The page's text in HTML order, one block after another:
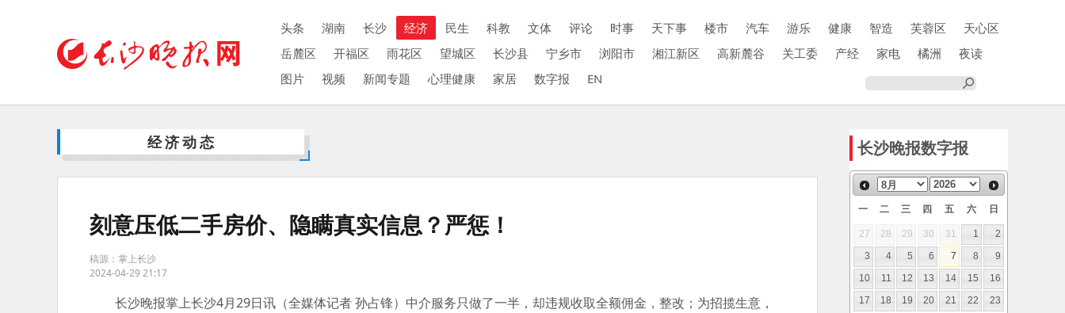
头条 湖南 长沙 经济 民生 科教 文体 评论 时事 天下事 楼市 汽车 游乐 健康 智造 芙蓉区
天心区
岳麓区
开福区 雨花区 望城区 长沙县 宁乡市 浏阳市 湘江新区 高新麓谷 关工委 产经 家电 橘洲
夜读
图片
视频 新闻专题 心理健康 家居 数字报 EN
经济动态
刻意压低二手房价、隐瞒真实信息？严惩！
稿源：掌上长沙
2024-04-29 21:17
长沙晚报掌上长沙4月29日讯（全媒体记者 孙占锋）中介服务只做了一半，却违规收取全额佣金，整改；为招揽生意，
长沙晚报数字报
一 二 三 四 五 六 日
27 28 29 30 31 1
2
3
4 5 6 7 8
9
10
11 12 13 14 15
16
17
18 19 20 21 22
23